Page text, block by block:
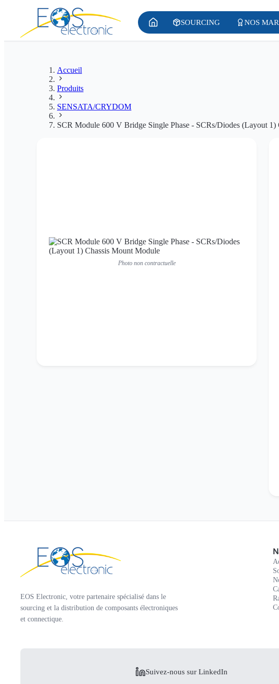
SOURCING NOS
Accueil
Produits
SENSATA/CRYDOM
SCR Module 600 V Bridge Single Phase - SCRs/Diodes (Layout 1)
Photo non contractuelle
EOS Electronic, votre partenaire spécialisé dans le
sourcing et la distribution de composants électroniques
et connectique.
Suivez-nous sur LinkedIn